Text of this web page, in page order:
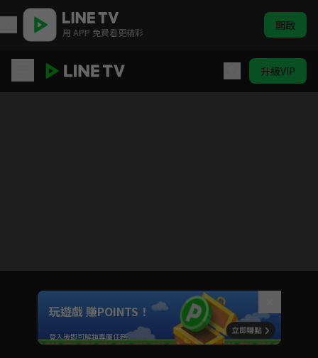
用 APP 免費看更精彩 開啟
升級VIP
Unmute
如有不便請見諒
玩遊戲 賺POINTS！
登入後即可解鎖專屬任務